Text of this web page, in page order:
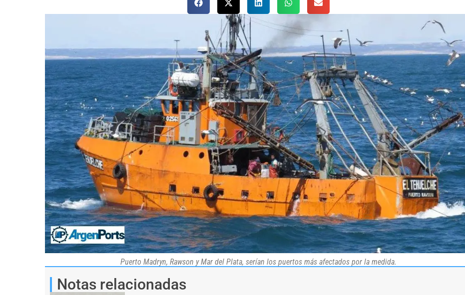
Puerto Madryn, Rawson y Mar del Plata, serían los puertos más afectados por la medida.
Notas relacionadas